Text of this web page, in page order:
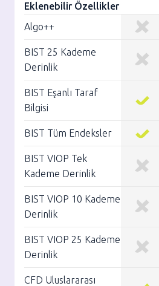
Eklenebilir Özellikler
Algo++
BIST 25 Kademe
Derinlik
BIST Eşanlı Taraf
Bilgisi
BIST Tüm Endeksler
BIST VIOP Tek
Kademe Derinlik
BIST VIOP 10 Kademe
Derinlik
BIST VIOP 25 Kademe
Derinlik
CFD Uluslararası